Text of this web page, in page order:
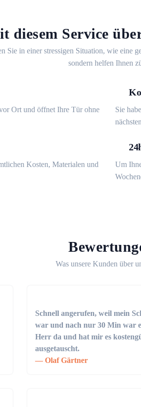
diesem Service
Sie in einer stressigen Situation, wie eine
sondern helfen Ihnen
Ort und öffnet Ihre Tür ohne
Sie
Kosten, Materialen und
Um
Was unsere Kunden über
Schnell angerufen, weil mein
war und nach nur 30 Min war
Herr da und hat mir es
ausgetauscht.
Olaf Gärtner